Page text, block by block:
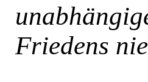
Friedens